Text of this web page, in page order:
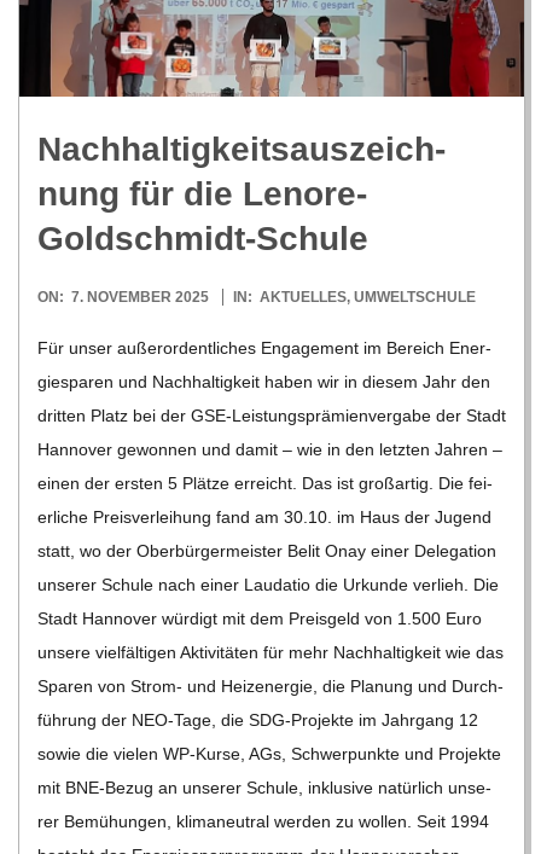
R
E
G
O
L
D
S
C
H
M
Nach­hal­tig­keits­aus­zeich­
nung für die Lenore-
Goldschmidt-Schule
2025-
ON: 7. NOVEMBER 2025 IN: AKTUELLES, UMWELTSCHULE
Für unser außer­or­dent­li­ches Enga­ge­ment im Bereich Ener­
gie­spa­ren und Nach­hal­tig­keit haben wir in die­sem Jahr den
drit­ten Platz bei der GSE-Leis­­tungs­­prä­­mi­en­­ver­­­gabe der Stadt
Han­no­ver gewon­nen und damit – wie in den letz­ten Jah­ren –
einen der ers­ten 5 Plätze erreicht. Das ist groß­ar­tig. Die fei­
er­li­che Preis­ver­lei­hung fand am 30.10. im Haus der Jugend
statt, wo der Ober­bür­ger­meis­ter Belit Onay einer Dele­ga­tion
unse­rer Schule nach einer Lau­da­tio die Urkunde ver­lieh. Die
Stadt Han­no­ver wür­digt mit dem Preis­geld von 1.500 Euro
unsere viel­fäl­ti­gen Akti­vi­tä­ten für mehr Nach­hal­tig­keit wie das
Spa­ren von Strom- und Heiz­ener­gie, die Pla­nung und Durch­
füh­rung der NEO-Tage, die SDG-Pro­­jekte im Jahr­gang 12
sowie die vie­len WP-Kurse, AGs, Schwer­punkte und Pro­jekte
mit BNE-Bezug an unse­rer Schule, inklu­sive natür­lich unse­
rer Bemü­hun­gen, kli­ma­neu­tral wer­den zu wol­len. Seit 1994